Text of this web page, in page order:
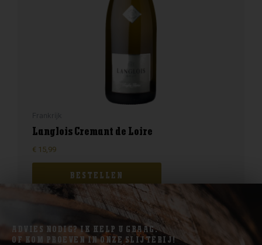
Langlois Cremant de Loire
€ 15,99
BESTELLEN
ADVIES NODIG? IK HELP U GRAAG.
OF KOM PROEVEN IN ONZE SLIJTERIJ!